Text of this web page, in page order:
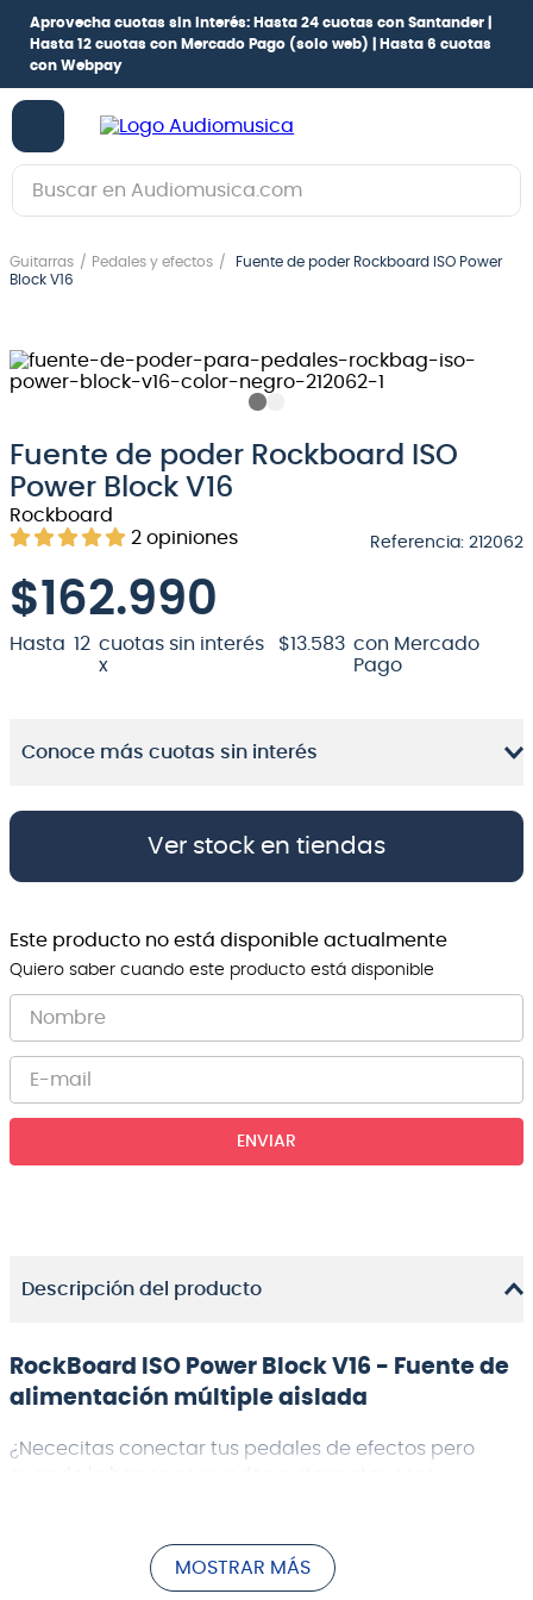
Aprovecha cuotas sin interés: Hasta 24 cuotas con Santander |
Hasta 12 cuotas con Mercado Pago (solo web) |
Hasta 6 cuotas
con Webpay
Buscar en Audiomusica.com
Guitarras Pedales y efectos
Fuente de poder Rockboard ISO Power
Block V16
Fuente de poder Rockboard ISO
Power Block V16
Rockboard
2 opiniones Referencia: 212062
$162.990
Hasta 12 cuotas sin interés
x
$13. 583 con Mercado
Pago
Conoce más cuotas sin interés
Ver stock en tiendas
Este producto no está disponible actualmente
Quiero saber cuando este producto está disponible
ENVIAR
Descripción del producto
RockBoard ISO Power Block V16 - Fuente de
alimentación múltiple aislada
¿Nececitas conectar tus pedales de efectos pero
para tu problema.
MOSTRAR MÁS
1.
guitarra electrica
3.
guitarra electroacústica
5 .
amplificador
6.
teclado
7.
guitarra
9 .
bateria
10. violin